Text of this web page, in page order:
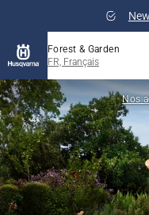
Forest & Garden
FR, Français
Nos